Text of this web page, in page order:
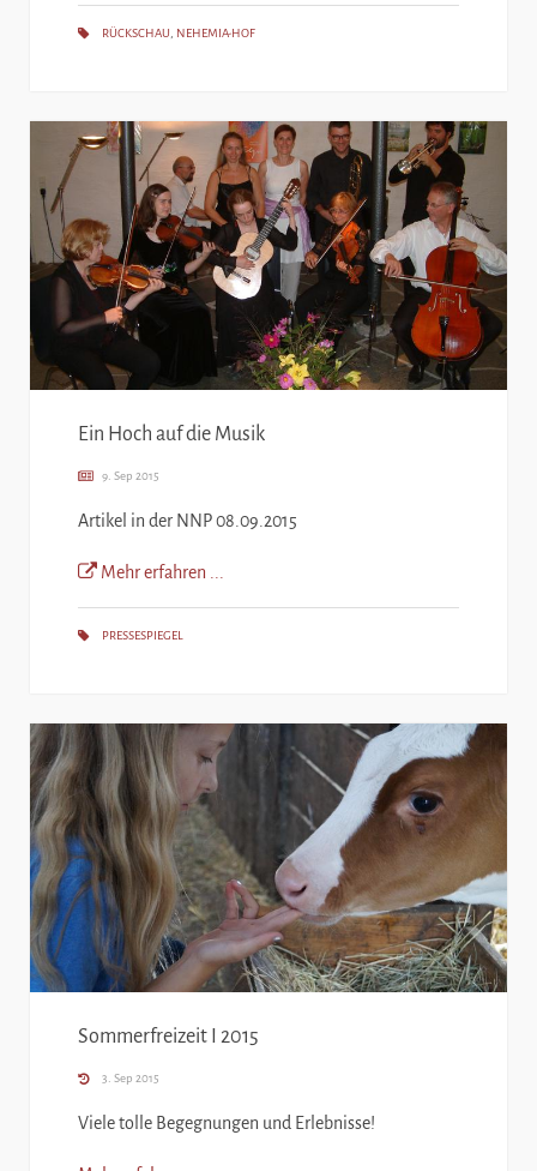
RÜCKSCHAU NEHEMIA-HOF
Ein Hoch auf die Musik
9. Sep 2015
Artikel in der NNP 08.09.2015
Mehr erfahren ...
PRESSESPIEGEL
Sommerfreizeit I 2015
3. Sep 2015
Viele tolle Begegnungen und Erlebnisse!